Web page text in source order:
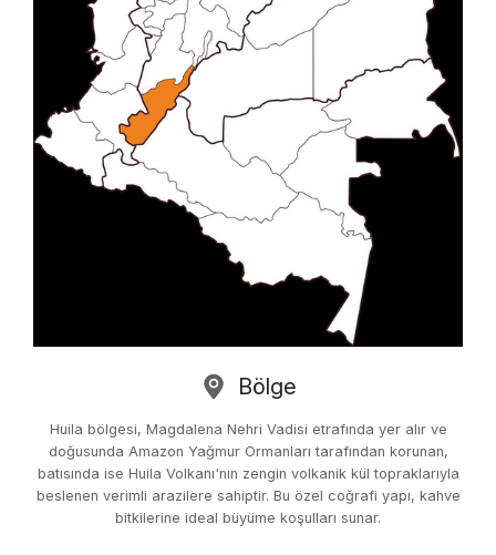
Bölge
Huila bölgesi, Magdalena Nehri Vadisi etrafında yer alır ve
doğusunda Amazon Yağmur Ormanları tarafından korunan,
batısında ise Huila Volkanı'nın zengin volkanik kül topraklarıyla
beslenen verimli arazilere sahiptir. Bu özel coğrafi yapı, kahve
bitkilerine ideal büyüme koşulları sunar.